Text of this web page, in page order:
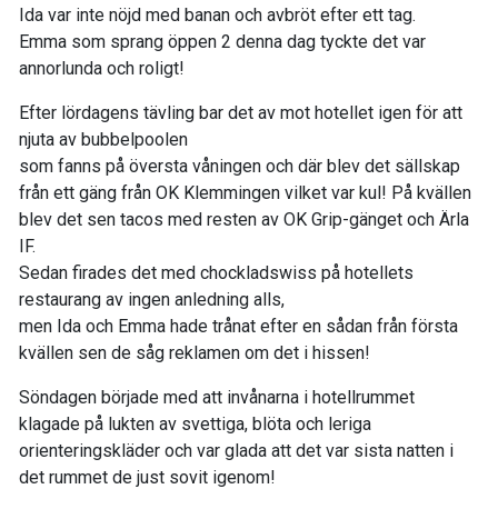
Ida var inte nöjd med banan och avbröt efter ett tag.
Emma som sprang öppen 2 denna dag tyckte det var
annorlunda och roligt!
Efter lördagens tävling bar det av mot hotellet igen för att
njuta av bubbelpoolen
som fanns på översta våningen och där blev det sällskap
från ett gäng från OK Klemmingen vilket var kul! På kvällen
blev det sen tacos med resten av OK Grip-gänget och Ärla
IF.
Sedan firades det med chockladswiss på hotellets
restaurang av ingen anledning alls,
men Ida och Emma hade trånat efter en sådan från första
kvällen sen de såg reklamen om det i hissen!
Söndagen började med att invånarna i hotellrummet
klagade på lukten av svettiga, blöta och leriga
orienteringskläder och var glada att det var sista natten i
det rummet de just sovit igenom!